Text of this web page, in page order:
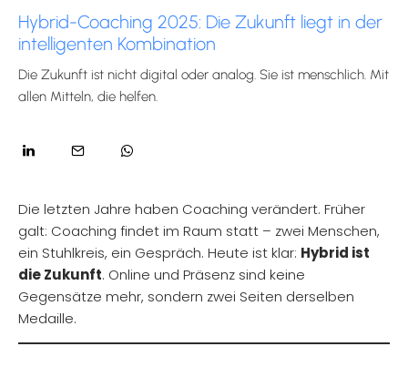
Hybrid-Coaching 2025: Die Zukunft liegt in der
intelligenten Kombination
Die Zukunft ist nicht digital oder analog. Sie ist menschlich. Mit
allen Mitteln, die helfen.
Die letzten Jahre haben Coaching verändert. Früher
galt: Coaching findet im Raum statt – zwei Menschen,
ein Stuhlkreis, ein Gespräch. Heute ist klar: Hybrid ist
die Zukunft. Online und Präsenz sind keine
Gegensätze mehr, sondern zwei Seiten derselben
Medaille.